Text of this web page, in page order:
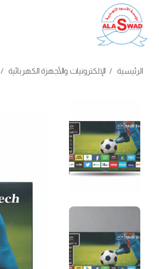
الرئيسية الإلكترونيات والأجهزة الكهربائية